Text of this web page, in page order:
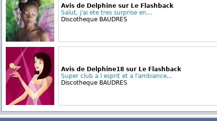
Avis de Delphine sur Le Flashback
Salut, j'ai ete tres surprise en...
Discotheque BAUDRES
Avis de Delphine18 sur Le Flashback
Super club a l esprit et a l'ambiance...
Discotheque BAUDRES